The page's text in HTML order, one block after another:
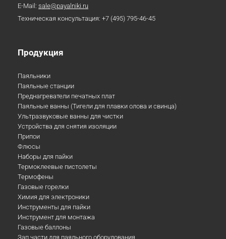
E-Mail: sale@payalniki.ru
Техническая консультация: +7 (495) 795-46-45
Продукция
Паяльники
Паяльные станции
Преднагреватели печатных плат
Паяльные ванны (Тигели для плавки олова и свинца)
Ультразвуковые ванны для чистки
Устройства для снятия изоляции
Припои
Флюсы
Наборы для пайки
Термоклеевые пистолеты
Термофены
Газовые горелки
Химия для электроники
Инструменты для пайки
Инструмент для монтажа
Газовые баллоны
Зап.части для паяльного оборудования